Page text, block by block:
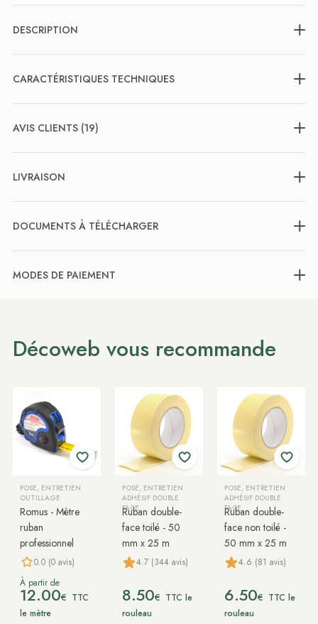
DESCRIPTION
CARACTÉRISTIQUES TECHNIQUES
AVIS CLIENTS (19)
LIVRAISON
DOCUMENTS À TÉLÉCHARGER
MODES DE PAIEMENT
Décoweb vous recommande
POSE, ENTRETIEN
OUTILLAGE
Romus - Mètre
ruban
professionnel
0.0 (0 avis)
À partir de
12.00€ TTC
le mètre
POSE, ENTRETIEN
ADHÉSIF DOUBLE
FACE
Ruban double-
face toilé - 50
mm x 25 m
4.7 (344 avis)
8.50€ TTC le
rouleau
POSE, ENTRETIEN
ADHÉSIF DOUBLE
FACE
Ruban double-
face non toilé -
50 mm x 25 m
4.6 (81 avis)
6.50€ TTC le
rouleau